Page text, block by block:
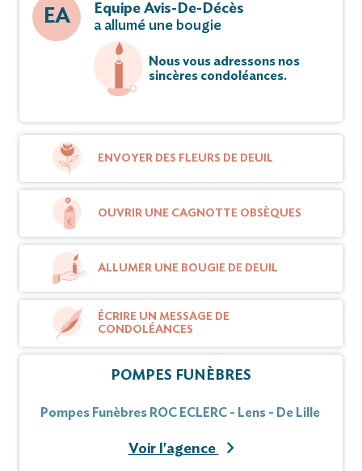
La famille sera présente tous les jours de 16 heures
Vous pouvez déposer vos messages de
De la part de :
BILLAUD-GANICHON Simone, son épouse ;
BILLAUD Éric et Ingrid,
BILLAUD Willy, ses enfants ;
Ses petits-enfants,
Ses frères, soeurs, beaux-frères et belles-soeurs,
EA
Equipe Avis-De-Décès
a allumé une bougie
Nous vous adressons nos
sincères condoléances.
ENVOYER DES FLEURS DE DEUIL
OUVRIR UNE CAGNOTTE OBSÈQUES
ALLUMER UNE BOUGIE DE DEUIL
ÉCRIRE UN MESSAGE DE
CONDOLÉANCES
POMPES FUNÈBRES
Pompes Funèbres ROC ECLERC - Lens - De Lille
Voir l'agence